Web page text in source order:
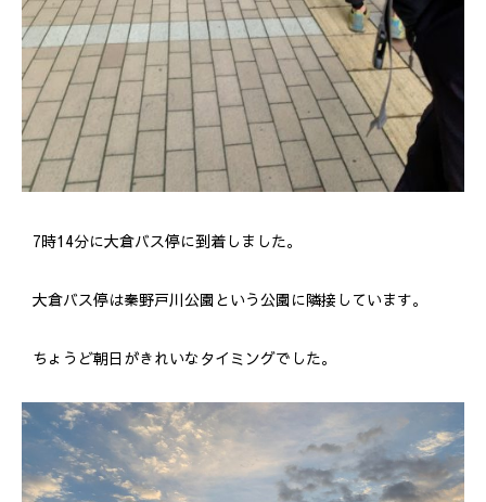
7時14分に大倉バス停に到着しました。
大倉バス停は秦野戸川公園という公園に隣接しています。
ちょうど朝日がきれいなタイミングでした。